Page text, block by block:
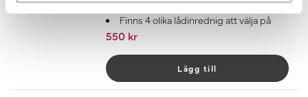
Exklusiv låda med lock
Finns 4 olika lådinrednig att välja på
550 kr
Lägg till